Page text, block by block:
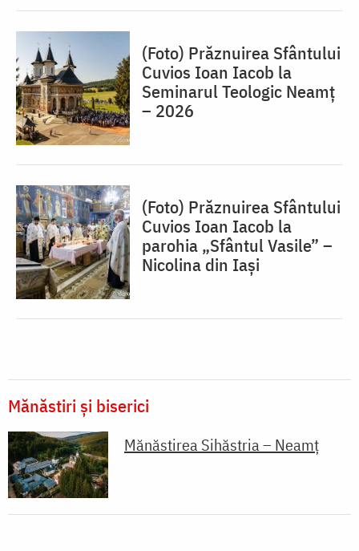
(Foto) Prăznuirea Sfântului
Cuvios Ioan Iacob la
Seminarul Teologic Neamț
– 2026
(Foto) Prăznuirea Sfântului
Cuvios Ioan Iacob la
parohia „Sfântul Vasile” –
Nicolina din Iași
Mănăstiri și biserici
Mănăstirea Sihăstria – Neamț